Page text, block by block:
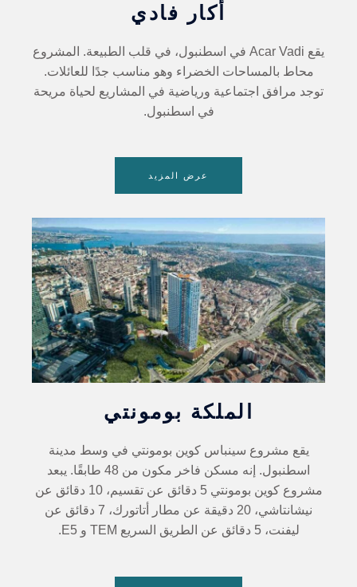
أكار فادي
يقع Acar Vadi في اسطنبول، في قلب الطبيعة. المشروع
محاط بالمساحات الخضراء وهو مناسب جدًا للعائلات.
توجد مرافق اجتماعية ورياضية في المشاريع لحياة مريحة
في اسطنبول.
عرض المزيد
الملكة بومونتي
يقع مشروع سينباس كوين بومونتي في وسط مدينة
اسطنبول. إنه مسكن فاخر مكون من 48 طابقًا. يبعد
مشروع كوين بومونتي 5 دقائق عن تقسيم، 10 دقائق عن
نيشانتاشي، 20 دقيقة عن مطار أتاتورك، 7 دقائق عن
ليفنت، 5 دقائق عن الطريق السريع TEM و E5.